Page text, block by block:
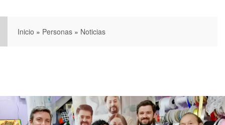
Inicio » Personas » Noticias